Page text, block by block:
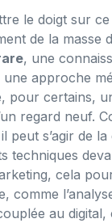
le doigt sur ce
de la masse
, une
approche
pour certains,
regard neuf.
peut s’agir de la
techniques
cela
comme
au digital,